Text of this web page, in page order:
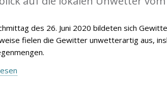
des 26. Juni 2020 bildeten sich
fielen die Gewitter unwetterartig aus,